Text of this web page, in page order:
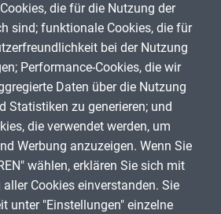
Gib die Zeichen aus dem Bild oben ein,
beachte Groß- und Kleinschreibung.
gib bitte die Zeichenfolge aus dem Bild
ANZEIGE
die für die Nutzung der
sind; funktionale Cookies, die für
bei der Nutzung
Performance-Cookies, die wir
Daten über die Nutzung
Statistiken zu generieren; und
die verwendet werden, um
Werbung anzuzeigen. Wenn Sie
wählen, erklären Sie sich mit
Cookies einverstanden. Sie
unter "Einstellungen" einzelne